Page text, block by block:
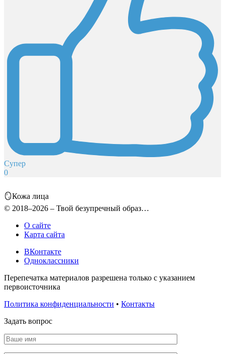
Супер
0
🪞Кожа лица
© 2018–2026 – Твой безупречный образ…
О сайте
Карта сайта
ВКонтакте
Одноклассники
Перепечатка материалов разрешена только с указанием
первоисточника
Политика конфиденциальности • Контакты
Задать вопрос